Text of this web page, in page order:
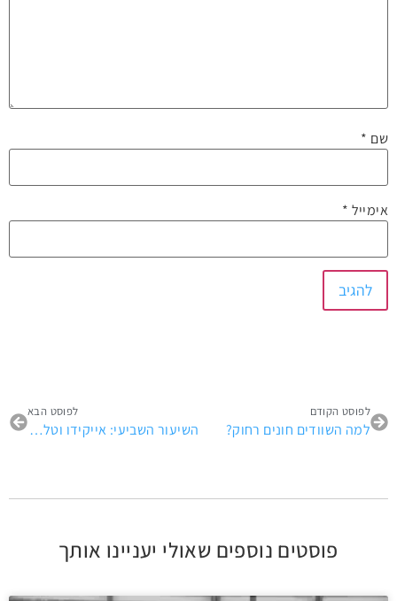
שם *
אימייל *
לפוסט הקודם
למה השוודים חונים רחוק?
לפוסט הבא
השיעור השביעי: אייקידו וטלוויזיה
פוסטים נוספים שאולי יעניינו אותך